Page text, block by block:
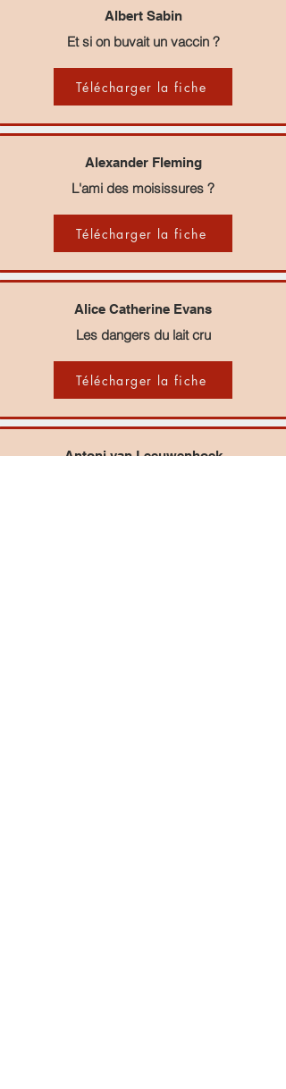
Albert Sabin
Et si on buvait un vaccin ?
Télécharger la fiche
Alexander Fleming
L'ami des moisissures ?
Télécharger la fiche
Alice Catherine Evans
Les dangers du lait cru
Télécharger la fiche
Antoni van Leeuwenhoek